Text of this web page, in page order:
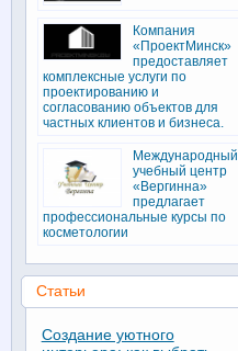
Компания
«ПроектМинск»
предоставляет
комплексные услуги по
проектированию и
согласованию объектов для
частных клиентов и бизнеса.
Международный
учебный центр
«Вергинна»
предлагает
профессиональные курсы по
косметологии
Статьи
Создание уютного